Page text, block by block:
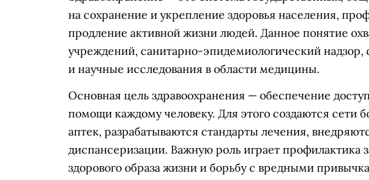
на сохранение и укрепление здоровья населения,
продление активной жизни людей. Данное понятие
учреждений, санитарно-эпидемиологический
и научные исследования в области медицины.
Основная цель здравоохранения — обеспечение
помощи каждому человеку. Для этого создаются сети
аптек, разрабатываются стандарты лечения,
диспансеризации. Важную роль играет профилактика
здорового образа жизни и борьбу с вредными